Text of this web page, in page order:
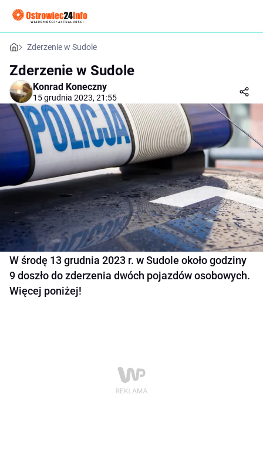
Zderzenie w Sudole
Zderzenie w Sudole
Konrad Koneczny
15 grudnia 2023, 21:55
W środę 13 grudnia 2023 r. w Sudole około godziny
9 doszło do zderzenia dwóch pojazdów osobowych.
Więcej poniżej!